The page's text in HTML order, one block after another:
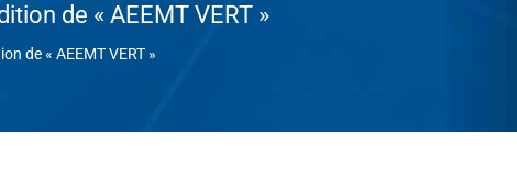
de « AEEMT VERT »
de « AEEMT VERT »